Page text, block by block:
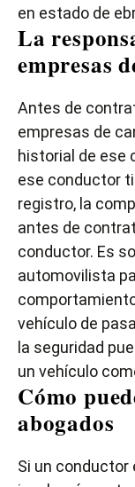
en estado de
La
empresas
Antes de
empresas de
historial de ese
ese conductor
registro, la
antes de
conductor. Es
automovilista
vehículo de
la seguridad
un vehículo
Cómo
abogados
Si un conductor